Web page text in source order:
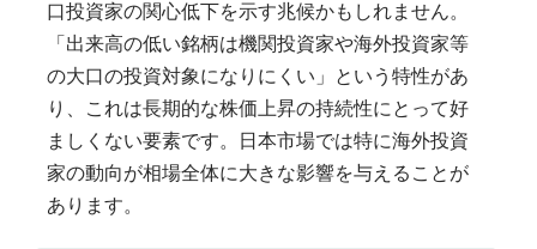
口投資家の関心低下を示す兆候かもしれません。
「出来高の低い銘柄は機関投資家や海外投資家等
の大口の投資対象になりにくい」という特性があ
り、これは長期的な株価上昇の持続性にとって好
ましくない要素です。日本市場では特に海外投資
家の動向が相場全体に大きな影響を与えることが
あります。